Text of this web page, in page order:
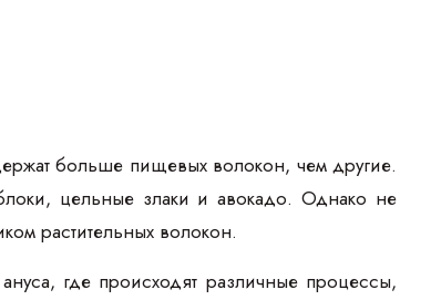
больше пищевых волокон, чем другие.
цельные злаки и авокадо. Однако не
растительных волокон.
где происходят различные процессы,